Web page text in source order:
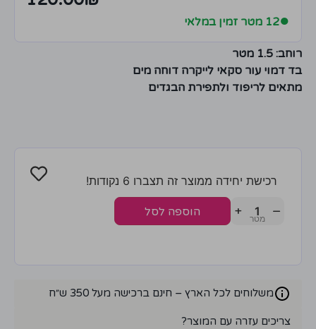
●12 מטר זמין במלאי
רוחב: 1.5 מטר
בד דמוי עור סקאי לייקרה דוחה מים
מתאים לריפוד ולתפירת הבגדים
רכישת יחידה ממוצר זה תצברו 6 נקודות!
−
+ הוספה לסל
משלוחים לכל הארץ – חינם ברכישה מעל 350 ש״ח
צריכים עזרה עם המוצר?